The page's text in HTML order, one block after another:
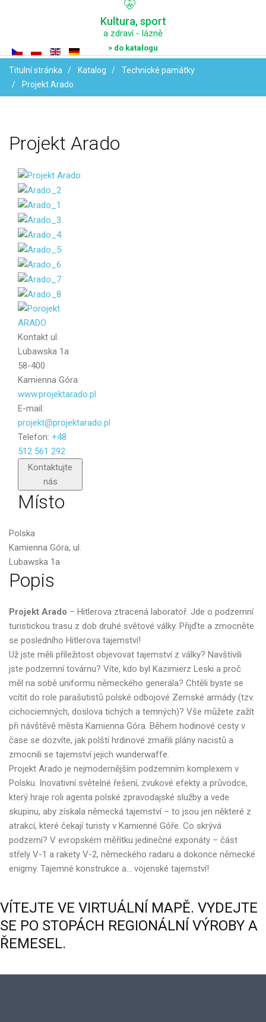
Kultura, sport
a zdraví - lázně
> do katalogu
Titulní stránka Katalog
Technické památky
Projekt Arado
Projekt Arado
Kontakt ul.
Lubawska 1a
58-400
Kamienna Góra
www.projektarado.pl
E-mail:
projekt@projektarado.pl
Telefon: +48
512 561 292
Kontaktujte
nás
Vaše jméno
Váš e-mail
Zpráva
Poslat
Místo
Polska
Kamienna Góra, ul.
Lubawska 1a
Popis
Projekt Arado – Hitlerova ztracená laboratoř. Jde o podzemní
turistickou trasu z dob druhé světové války. Přijďte a zmocněte
se posledního Hitlerova tajemství!
Už jste měli příležitost objevovat tajemství z války? Navštívili
jste podzemní továrnu? Víte, kdo byl Kazimierz Leski a proč
měl na sobě uniformu německého generála? Chtěli byste se
vcítit do role parašutistů polské odbojové Zemské armády (tzv.
cichociemných, doslova tichých a temných)? Vše můžete zažít
při návštěvě města Kamienna Góra. Během hodinové cesty v
čase se dozvíte, jak polští hrdinové zmařili plány nacistů a
zmocnili se tajemství jejich wunderwaffe.
Projekt Arado je nejmodernějším podzemním komplexem v
Polsku. Inovativní světelné řešení, zvukové efekty a průvodce,
který hraje roli agenta polské zpravodajské služby a vede
skupinu, aby získala německá tajemství – to jsou jen některé z
atrakcí, které čekají turisty v Kamienné Góře. Co skrývá
podzemí? V evropském měřítku jedinečné exponáty – část
střely V-1 a rakety V-2, německého radaru a dokonce německé
enigmy. Tajemné konstrukce a... vojenské tajemství!
VÍTEJTE VE VIRTUÁLNÍ MAPĚ. VYDEJTE
SE PO STOPÁCH REGIONÁLNÍ VÝROBY A
ŘEMESEL.